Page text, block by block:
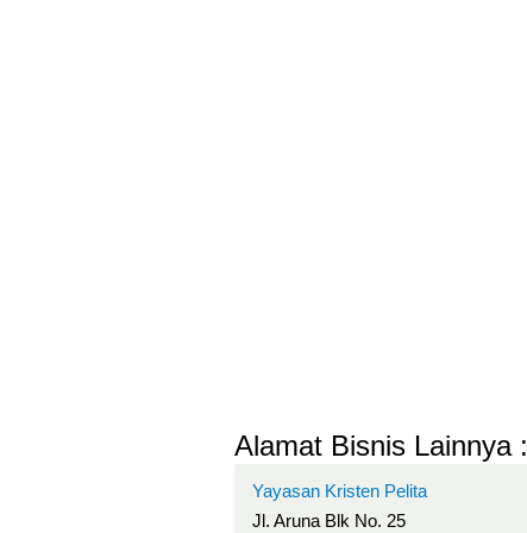
Alamat Bisnis Lainnya :
Yayasan Kristen Pelita
Jl. Aruna Blk No. 25